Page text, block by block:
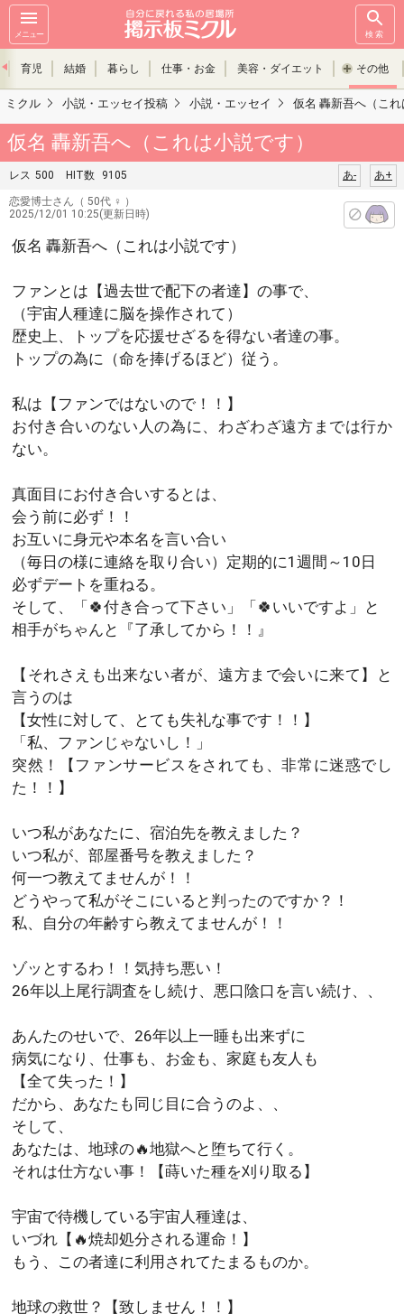
メニュー 検索
育児 結婚 暮らし 仕事・お金 美容・ダイエット その他
ミクル 小説・エッセイ投稿 小説・エッセイ 仮名 轟新吾へ（こ
仮名 轟新吾へ（これは小説です）
レス 500 HIT数 9105 あ+
あ-
恋愛博士さん （ 50代 ♀ ）
2025/12/01 10:25(更新日時)
仮名 轟新吾へ（これは小説です）
ファンとは【過去世で配下の者達】の事で、
（宇宙人種達に脳を操作されて）
歴史上、トップを応援せざるを得ない者達の事。
トップの為に（命を捧げるほど）従う。
私は【ファンではないので！！】
お付き合いのない人の為に、わざわざ遠方までは行か
ない。
真面目にお付き合いするとは、
会う前に必ず！！
お互いに身元や本名を言い合い
（毎日の様に連絡を取り合い）定期的に1週間～10日
必ずデートを重ねる。
そして、「🍀付き合って下さい」「🍀いいですよ」と
相手がちゃんと『了承してから！！』
【それさえも出来ない者が、遠方まで会いに来て】と
言うのは
【女性に対して、とても失礼な事です！！】
「私、ファンじゃないし！」
突然！【ファンサービスをされても、非常に迷惑でし
た！！】
いつ私があなたに、宿泊先を教えました？
いつ私が、部屋番号を教えました？
何一つ教えてませんが！！
どうやって私がそこにいると判ったのですか？！
私、自分の年齢すら教えてませんが！！
ゾッとするわ！！気持ち悪い！
26年以上尾行調査をし続け、悪口陰口を言い続け、、
あんたのせいで、26年以上一睡も出来ずに
病気になり、仕事も、お金も、家庭も友人も
【全て失った！】
だから、あなたも同じ目に合うのよ、、
そして、
あなたは、地球の🔥地獄へと堕ちて行く。
それは仕方ない事！【蒔いた種を刈り取る】
宇宙で待機している宇宙人種達は、
いづれ【🔥焼却処分される運命！】
もう、この者達に利用されてたまるものか。
地球の救世？【致しません！！】